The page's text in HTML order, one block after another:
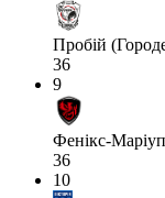
Пробій
36
9
Фенікс-
36
10